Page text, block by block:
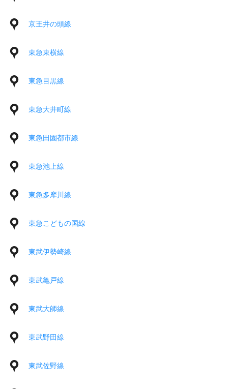
京王井の頭線
東急東横線
東急目黒線
東急大井町線
東急田園都市線
東急池上線
東急多摩川線
東急こどもの国線
東武伊勢崎線
東武亀戸線
東武大師線
東武野田線
東武佐野線